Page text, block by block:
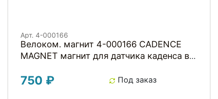
Арт. 4-000166
Велоком. магнит 4-000166 CADENCE
MAGNET магнит для датчика каденса в
SIGMA
750 ₽ Под заказ